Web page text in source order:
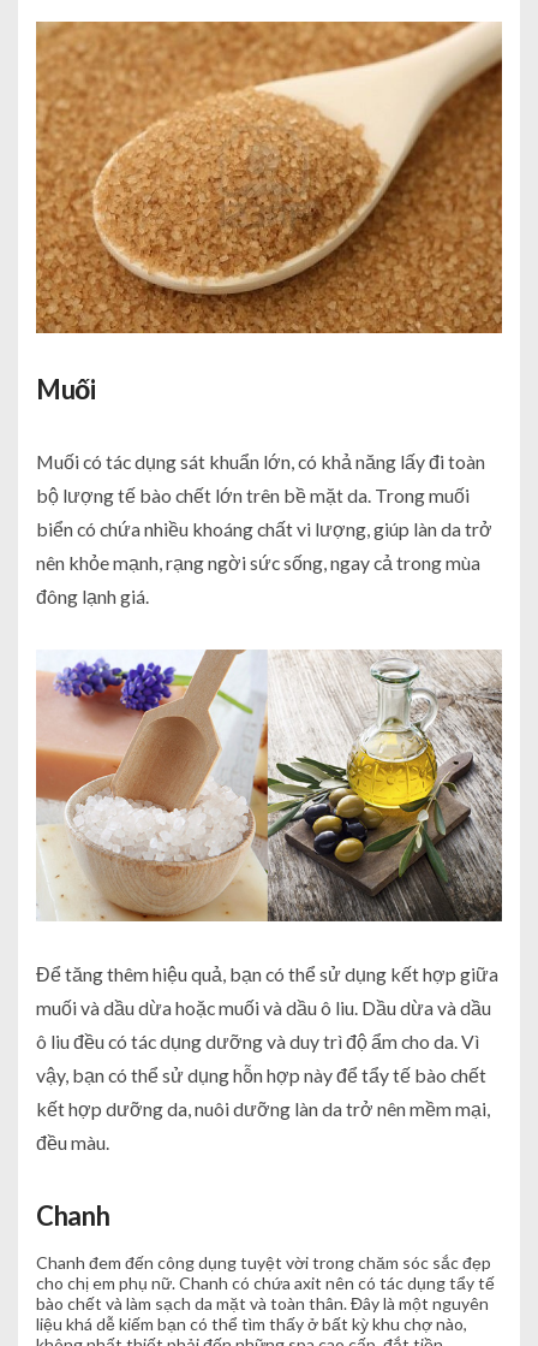
Muối
Muối có tác dụng sát khuẩn lớn, có khả năng lấy đi toàn
bộ lượng tế bào chết lớn trên bề mặt da. Trong muối
biển có chứa nhiều khoáng chất vi lượng, giúp làn da trở
nên khỏe mạnh, rạng ngời sức sống, ngay cả trong mùa
đông lạnh giá.
Để tăng thêm hiệu quả, bạn có thể sử dụng kết hợp giữa
muối và dầu dừa hoặc muối và dầu ô liu. Dầu dừa và dầu
ô liu đều có tác dụng dưỡng và duy trì độ ẩm cho da. Vì
vậy, bạn có thể sử dụng hỗn hợp này để tẩy tế bào chết
kết hợp dưỡng da, nuôi dưỡng làn da trở nên mềm mại,
đều màu.
Chanh
Chanh đem đến công dụng tuyệt vời trong chăm sóc sắc đẹp
cho chị em phụ nữ. Chanh có chứa axit nên có tác dụng tẩy tế
bào chết và làm sạch da mặt và toàn thân. Đây là một nguyên
liệu khá dễ kiếm bạn có thể tìm thấy ở bất kỳ khu chợ nào,